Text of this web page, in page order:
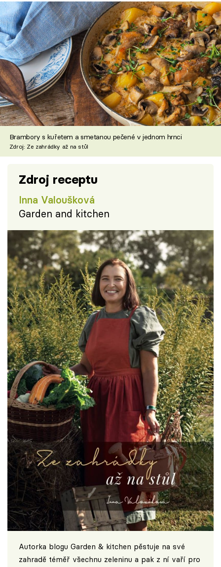
Brambory s kuřetem a smetanou pečené v jednom hrnci
Zdroj: Ze zahrádky až na stůl
Zdroj receptu
Inna Valoušková
Garden and kitchen
Autorka blogu Garden & kitchen pěstuje na své
zahradě téměř všechnu zeleninu a pak z ní vaří pro